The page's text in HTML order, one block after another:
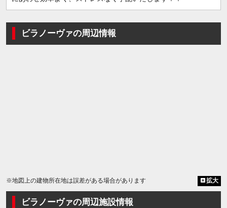
ビラノーヴァの周辺情報
※地図上の建物所在地は誤差がある場合があります 拡大
ビラノーヴァの周辺施設情報